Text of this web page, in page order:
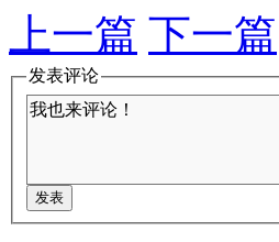
上一篇 下一篇
发表评论